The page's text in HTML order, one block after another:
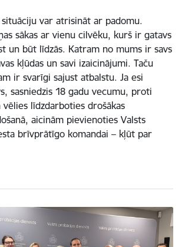
var atrisināt ar padomu.
sākas ar vienu cilvēku, kurš ir gatavs
un būt līdzās. Katram no mums ir savs
kļūdas un savi izaicinājumi. Taču
ir svarīgi sajust atbalstu. Ja esi
sasniedzis 18 gadu vecumu, proti
vēlies līdzdarboties drošākas
aicinām pievienoties Valsts
brīvprātīgo komandai – kļūt par